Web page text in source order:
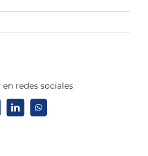
redes sociales
LinkedInWhatsApp